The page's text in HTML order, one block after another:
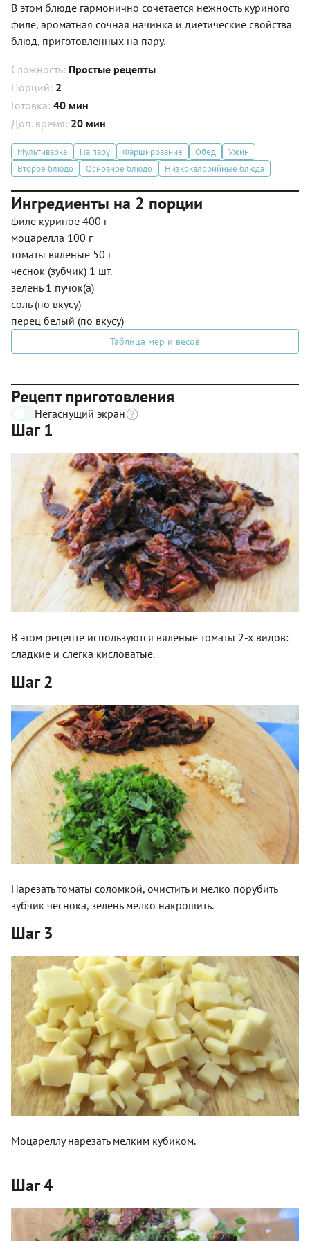
В этом блюде гармонично сочетается нежность куриного
филе, ароматная сочная начинка и диетические свойства
блюд, приготовленных на пару.
Сложность: Простые рецепты
Порций: 2
Готовка: 40 мин
Доп. время: 20 мин
Мультиварка На пару Фарширование Обед
Ужин
Второе блюдо
Основное блюдо Низкокалорийные блюда
Ингредиенты на 2 порции
филе куриное 400 г
моцарелла 100 г
томаты вяленые 50 г
чеснок (зубчик) 1 шт.
зелень 1 пучок(а)
соль (по вкусу)
перец белый (по вкусу)
Таблица мер и весов
Рецепт приготовления
Негаснущий экран
Шаг 1
В этом рецепте используются вяленые томаты 2-х видов:
сладкие и слегка кисловатые.
Шаг 2
Нарезать томаты соломкой, очистить и мелко порубить
зубчик чеснока, зелень мелко накрошить.
Шаг 3
Моцареллу нарезать мелким кубиком.
Шаг 4